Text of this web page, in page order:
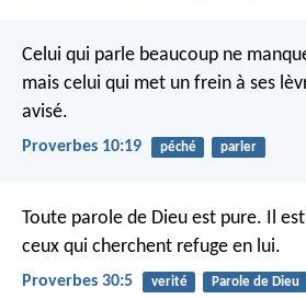
Celui qui parle beaucoup ne
mais celui qui met un frein à ses
avisé.
Proverbes 10:19 péché parler
Toute parole de Dieu est pure. Il
ceux qui cherchent refuge en lui.
Proverbes 30:5 verité Parole de Dieu